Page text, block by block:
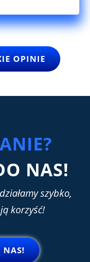
OPINIE
NAS!
szybko,
korzyść!
NAS!